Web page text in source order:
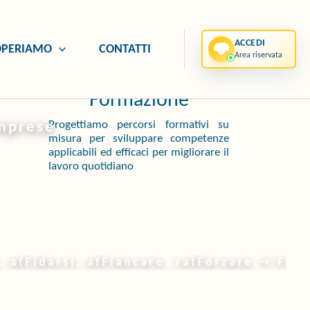
CONTATTI ACCEDI
Area riservata
Formazione
Progettiamo percorsi formativi su
misura per sviluppare competenze
applicabili ed efficaci per migliorare il
lavoro quotidiano
afFiancare, rafForzare →